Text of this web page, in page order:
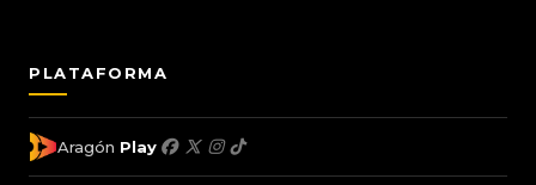
PLATAFORMA
Aragón Play